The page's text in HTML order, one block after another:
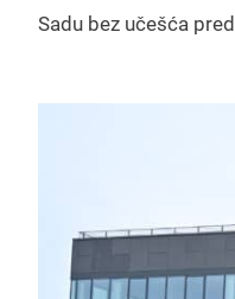
Sadu bez učešća